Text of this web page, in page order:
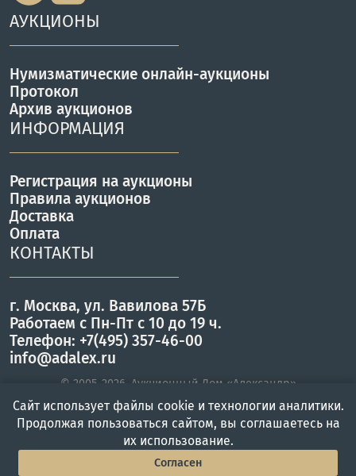
АУКЦИОНЫ
Нумизматические онлайн-аукционы
Протокол
Архив аукционов
ИНФОРМАЦИЯ
Регистрация на аукционы
Правила аукционов
Доставка
Оплата
КОНТАКТЫ
г. Москва, ул. Вавилова 57Б
Работаем с Пн-Пт с 10 до 19 ч.
Телефон: +7(495) 357-46-00
info@adalex.ru
© 2005–2026, Аукционный Дом «Александр»
Сайт использует файлы cookie и технологии аналитики.
Продолжая пользоваться сайтом, вы соглашаетесь на
их использование.
Согласен
Войти